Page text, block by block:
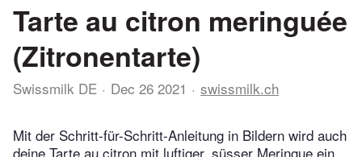
Tarte au citron meringuée
(Zitronentarte)
Swissmilk DE Dec 26 2021 swissmilk.ch
Mit der Schritt-für-Schritt-Anleitung in Bildern wird auch
deine Tarte au citron mit luftiger, süsser Meringue ein